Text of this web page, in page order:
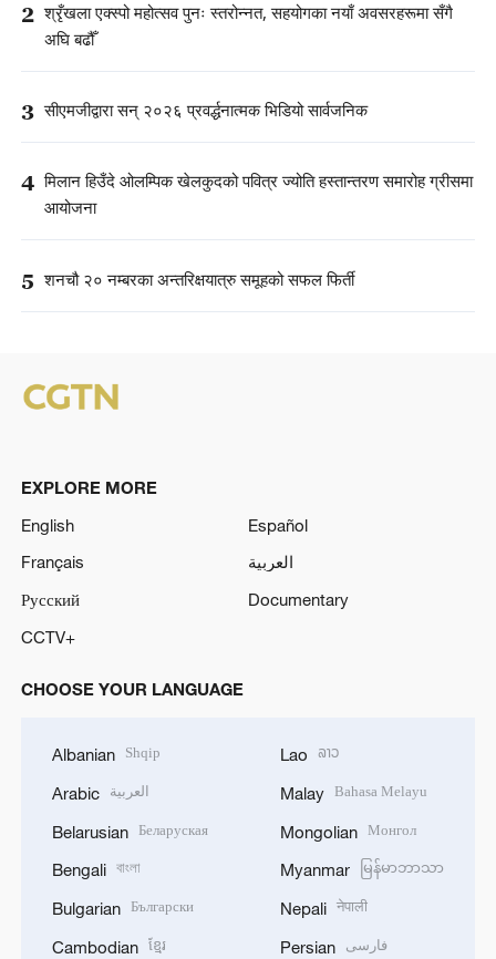
2 श्रृँखला एक्स्पो महोत्सव पुनः स्तरोन्नत, सहयोगका नयाँ अवसरहरूमा सँगै
अघि बढौँ
3 सीएमजीद्वारा सन् २०२६ प्रवर्द्धनात्मक भिडियो सार्वजनिक
4 मिलान हिउँदे ओलम्पिक खेलकुदको पवित्र ज्योति हस्तान्तरण समारोह ग्रीसमा
आयोजना
5 शनचौ २० नम्बरका अन्तरिक्षयात्रु समूहको सफल फिर्ती
EXPLORE MORE
English
Español
Français
العربية
Русский
Documentary
CCTV+
CHOOSE YOUR LANGUAGE
Albanian Shqip
Arabic العربية
Belarusian Беларуская
Bengali বাংলা
Bulgarian Български
Cambodian ខ្មែរ
Lao ລາວ
Malay Bahasa Melayu
Mongolian Монгол
Myanmar မြန်မာဘာသာ
Nepali नेपाली
Persian فارسی